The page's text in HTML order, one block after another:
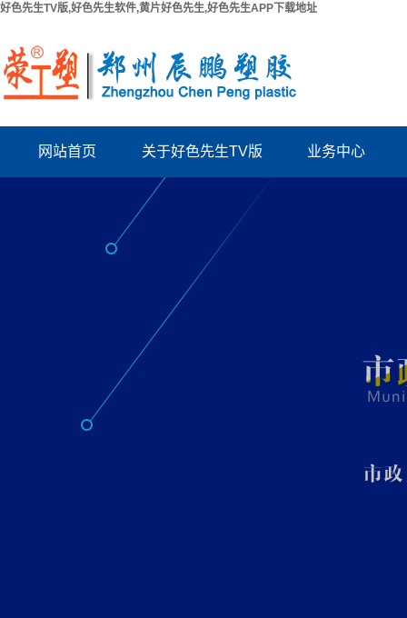
好色先生TV版,好色先生软件,黄片好色先生,好色先生APP下载地址
网站首页 关于好色先生TV版
联系好色先生TV版
厂房出租
资质档案
业务中心